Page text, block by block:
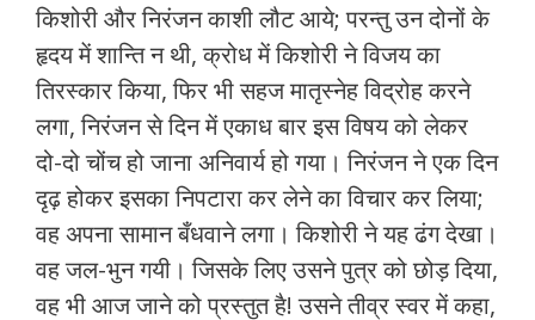
किशोरी और निरंजन काशी लौट आये; परन्तु उन दोनों के
हृदय में शान्ति न थी, क्रोध में किशोरी ने विजय का
तिरस्कार किया, फिर भी सहज मातृस्नेह विद्रोह करने
लगा, निरंजन से दिन में एकाध बार इस विषय को लेकर
दो-दो चोंच हो जाना अनिवार्य हो गया। निरंजन ने एक दिन
दृढ़ होकर इसका निपटारा कर लेने का विचार कर लिया;
वह अपना सामान बँधवाने लगा। किशोरी ने यह ढंग देखा।
वह जल-भुन गयी। जिसके लिए उसने पुत्र को छोड़ दिया,
वह भी आज जाने को प्रस्तुत है! उसने तीव्र स्वर में कहा,